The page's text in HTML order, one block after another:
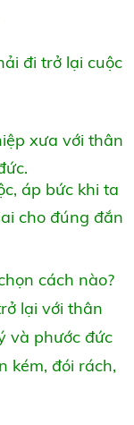
đi trở lại cuộc
xưa với thân
áp bức khi ta
cho đúng đắn
cách nào?
lại với thân
và phước đức
kém, đói rách,